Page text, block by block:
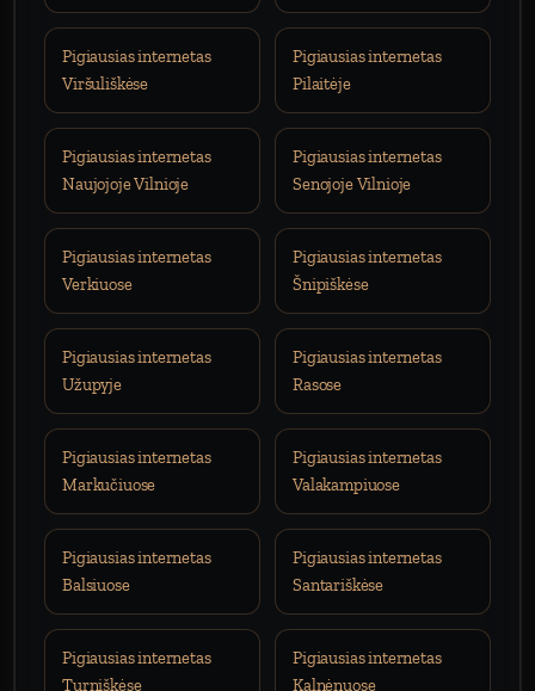
Pigiausias internetas
Viršuliškėse
Pigiausias internetas
Pilaitėje
Pigiausias internetas
Naujojoje Vilnioje
Pigiausias internetas
Senojoje Vilnioje
Pigiausias internetas
Verkiuose
Pigiausias internetas
Šnipiškėse
Pigiausias internetas
Užupyje
Pigiausias internetas
Rasose
Pigiausias internetas
Markučiuose
Pigiausias internetas
Valakampiuose
Pigiausias internetas
Balsiuose
Pigiausias internetas
Santariškėse
Pigiausias internetas
Turniškėse
Pigiausias internetas
Kalnėnuose